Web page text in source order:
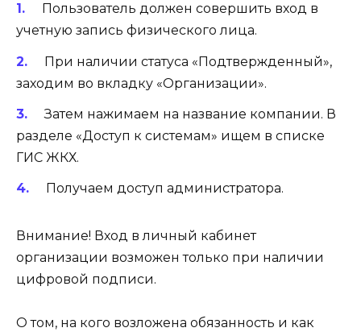
Пользователь должен совершить вход в
учетную запись физического лица.
При наличии статуса «Подтвержденный»,
заходим во вкладку «Организации».
Затем нажимаем на название компании. В
разделе «Доступ к системам» ищем в списке
ГИС ЖКХ.
Получаем доступ администратора.
Внимание! Вход в личный кабинет
организации возможен только при наличии
цифровой подписи.
О том, на кого возложена обязанность и как